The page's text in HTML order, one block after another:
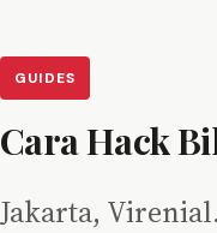
GUIDES
Cara Hack
Jakarta,